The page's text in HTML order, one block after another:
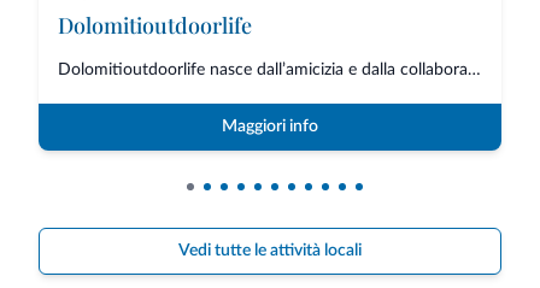
Dolomitioutdoorlife
Dolomitioutdoorlife nasce dall’amicizia e dalla collaborazione di professio...
Maggiori info
Vedi tutte le attività locali